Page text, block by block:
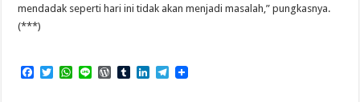
mendadak seperti hari ini tidak akan menjadi masalah,” pungkasnya.
(***)
F
T
W
L
W
T
L
T